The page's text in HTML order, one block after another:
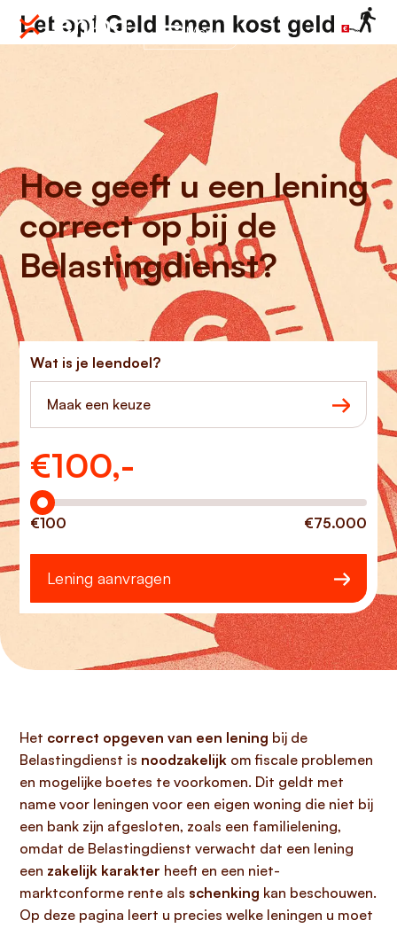
Menu
Hoe geeft u een lening
correct op bij de
Belastingdienst?
Wat is je leendoel?
Maak een keuze
€100,-
Hoeveel wilt u lenen?
€100 €75.000
Lening aanvragen
Het correct opgeven van een lening bij de
Belastingdienst is noodzakelijk om fiscale problemen
en mogelijke boetes te voorkomen. Dit geldt met
name voor leningen voor een eigen woning die niet bij
een bank zijn afgesloten, zoals een familielening,
omdat de Belastingdienst verwacht dat een lening
een zakelijk karakter heeft en een niet-
marktconforme rente als schenking kan beschouwen.
Op deze pagina leert u precies welke leningen u moet